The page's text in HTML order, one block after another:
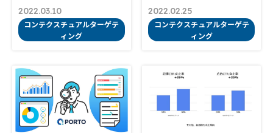
2022.03.10
コンテクスチュアルターゲテ
ィング
2022.02.25
コンテクスチュアルターゲテ
ィング